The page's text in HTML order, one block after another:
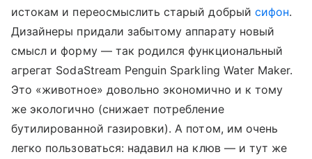
истокам и переосмыслить старый добрый сифон.
Дизайнеры придали забытому аппарату новый
смысл и форму — так родился функциональный
агрегат SodaStream Penguin Sparkling Water Maker.
Это «животное» довольно экономично и к тому
же экологично (снижает потребление
бутилированной газировки). А потом, им очень
легко пользоваться: надавил на клюв — и тут же